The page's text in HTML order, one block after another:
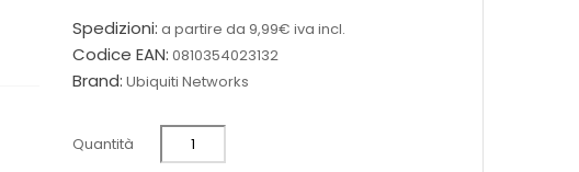
Spedizioni: a partire da 9,99€ iva incl.
Codice EAN: 0810354023132
Brand: Ubiquiti Networks
Quantità